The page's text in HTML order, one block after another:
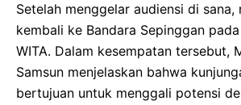
Setelah menggelar audiensi di sana,
kembali ke Bandara Sepinggan
WITA. Dalam kesempatan tersebut,
Samsun menjelaskan bahwa
bertujuan untuk menggali potensi